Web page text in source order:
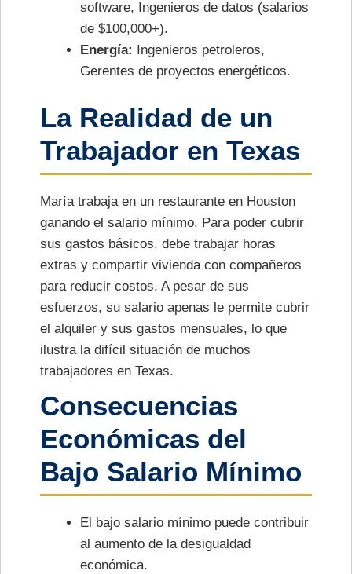
software, Ingenieros de datos (salarios
de $100,000+).
Energía: Ingenieros petroleros,
Gerentes de proyectos energéticos.
La Realidad de un
Trabajador en Texas
María trabaja en un restaurante en Houston
ganando el salario mínimo. Para poder cubrir
sus gastos básicos, debe trabajar horas
extras y compartir vivienda con compañeros
para reducir costos. A pesar de sus
esfuerzos, su salario apenas le permite cubrir
el alquiler y sus gastos mensuales, lo que
ilustra la difícil situación de muchos
trabajadores en Texas.
Consecuencias
Económicas del
Bajo Salario Mínimo
El bajo salario mínimo puede contribuir
al aumento de la desigualdad
económica.